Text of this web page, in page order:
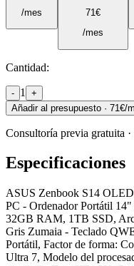
/mes
71 €
/mes
Cantidad:
- 1
+
Añadir al presupuesto · 71€/
Consultoría previa gratuita ·
Especificaciones
ASUS Zenbook S14
PC - Ordenador Portátil
32GB RAM, 1TB SSD,
Gris Zumaia - Teclado
Portátil, Factor de forma:
Ultra 7, Modelo del